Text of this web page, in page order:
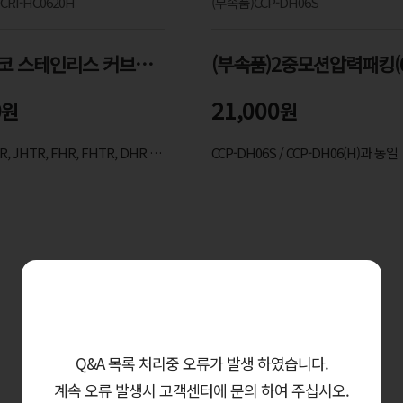
(부속품)에코 스테인리스 커브드 X-Wall Black Shine 코팅 내솥(1인분 물눈금 적용)
원
CRP-LHTR,JHR, JHTR, FHR, FHTR, DHR 6인용 호환모델입니다.
(부속품)2중모션압력패킹
21,000원
CCP-DH06S / CCP-DH06(H)과 동일
Q&A 목록 처리중 오류가 발생 하였습니다.
계속 오류 발생시 고객센터에 문의 하여 주십시오.